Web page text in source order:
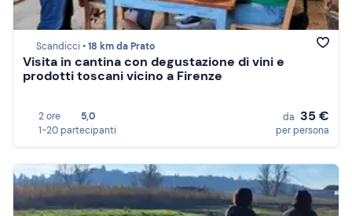
Scandicci •18 km da Prato
Visita in cantina con degustazione di vini e
prodotti toscani vicino a Firenze
2 ore
5,0
1-20 partecipanti
da 35 €
per persona